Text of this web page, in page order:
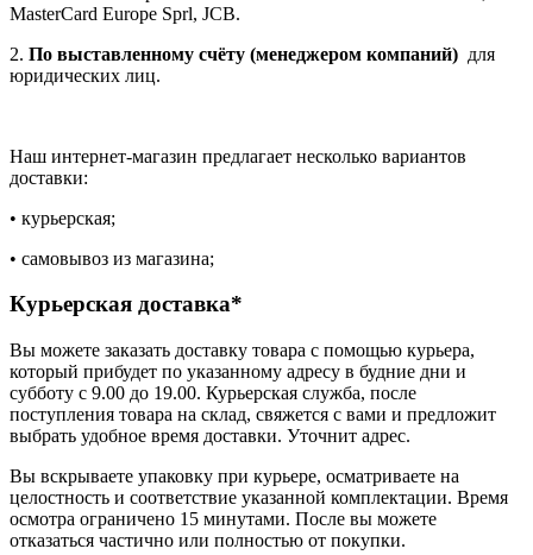
MasterCard Europe Sprl, JCB.
2. По выставленному счёту (менеджером компаний) для
юридических лиц.
Наш интернет-магазин предлагает несколько вариантов
доставки:
• курьерская;
• самовывоз из магазина;
Курьерская доставка*
Вы можете заказать доставку товара с помощью курьера,
который прибудет по указанному адресу в будние дни и
субботу с 9.00 до 19.00. Курьерская служба, после
поступления товара на склад, свяжется с вами и предложит
выбрать удобное время доставки. Уточнит адрес.
Вы вскрываете упаковку при курьере, осматриваете на
целостность и соответствие указанной комплектации. Время
осмотра ограничено 15 минутами. После вы можете
отказаться частично или полностью от покупки.